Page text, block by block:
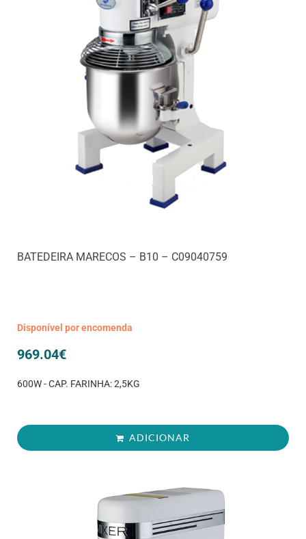
BATEDEIRA MARECOS – B10 – C09040759
Disponível por encomenda
969.04€
600W - CAP. FARINHA: 2,5KG
ADICIONAR